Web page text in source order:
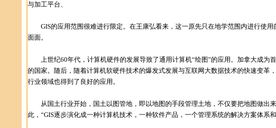
与加工平台、
GIS的应用范围很难进行限定。在王康弘看来，这一原先只在地学范围内进行使用
面面。
上世纪60年代，计算机硬件的发展导致了通用计算机“绘图”的应用。加拿大成为
的国家。随后，随着计算机软硬件技术的爆发式发展与互联网大数据技术的快速变革
行业领域也得到了良好的应用。
从国土行业开始，国土以图管地，即以地图的手段管理土地，不仅要把地图做出
此，“GIS逐步演化成一种计算机技术，一种软件产品，一个管理系统的解决方案体系和